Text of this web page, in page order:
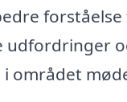
udfordringer
området